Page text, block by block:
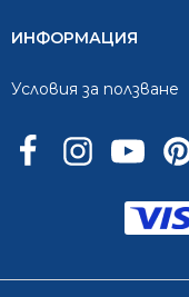
ИНФОРМАЦИЯ
Условия за ползване